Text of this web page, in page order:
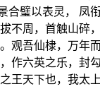
璧以表灵， 凤
不周，首触山碎
吾仙棣，万年
作六英之乐，封
王天下也，我太